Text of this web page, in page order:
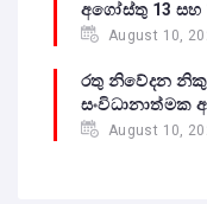
අගෝස්තු 13
August 10,
රතු නිවේදන
සංවිධානාත්මක
August 10,